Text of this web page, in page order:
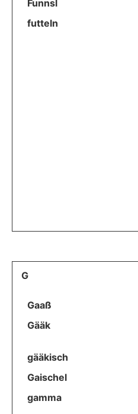
Funnsl
futteln
G
Gaaß
Gääk
gääkisch
Gaischel
gamma